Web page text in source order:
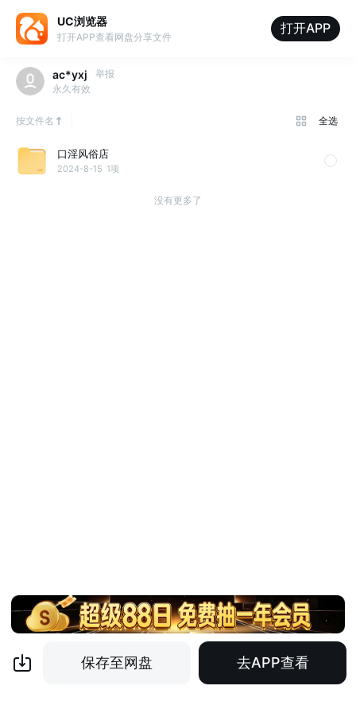
UC浏览器
打开APP查看网盘分享文件
打开APP
ac*yxj
举报
永久有效
按文件名 全选
口淫风俗店
2024-8-15 1项
没有更多了
保存至网盘 去APP查看